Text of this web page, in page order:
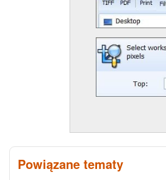
Powiązane tematy